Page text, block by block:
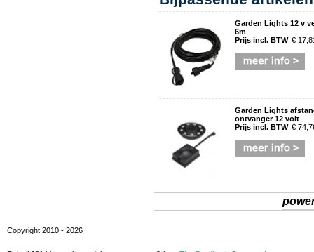
Garden Lights 12 v
6m
Prijs incl. BTW €
Garden Lights
ontvanger 12 volt
Prijs incl. BTW €
Copyright 2010 - 2026